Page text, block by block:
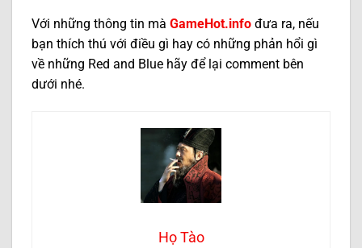
Với những thông tin mà GameHot.info đưa ra, nếu
bạn thích thú với điều gì hay có những phản hổi gì
về những Red and Blue hãy để lại comment bên
dưới nhé.
Họ Tào